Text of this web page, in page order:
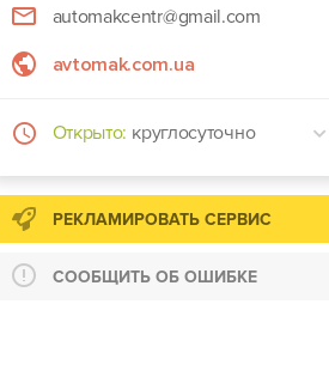
automakcentr@gmail.com
avtomak.com.ua
Открыто: круглосуточно
РЕКЛАМИРОВАТЬ СЕРВИС
СООБЩИТЬ ОБ ОШИБКЕ